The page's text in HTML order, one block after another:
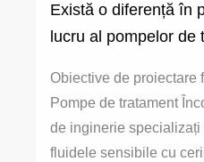
Există o diferență în
lucru al pompelor de
Obiective de proiectare
Pompe de tratament
de inginerie specializați
fluidele sensibile cu